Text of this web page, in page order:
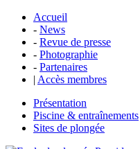
Accueil
- News
- Revue de presse
- Photographie
- Partenaires
| Accès membres
Présentation
Piscine & entraînements
Sites de plongée